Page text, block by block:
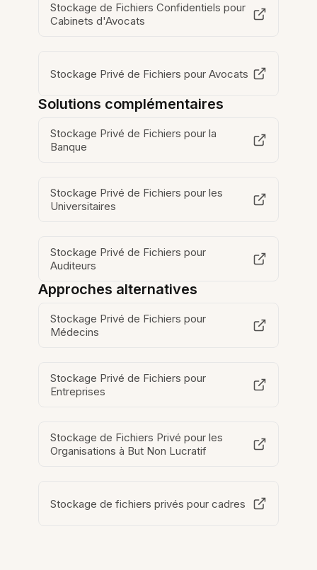
Stockage de Fichiers Confidentiels pour
Cabinets d'Avocats
Stockage Privé de Fichiers pour Avocats
Solutions complémentaires
Stockage Privé de Fichiers pour la
Banque
Stockage Privé de Fichiers pour les
Universitaires
Stockage Privé de Fichiers pour
Auditeurs
Approches alternatives
Stockage Privé de Fichiers pour
Médecins
Stockage Privé de Fichiers pour
Entreprises
Stockage de Fichiers Privé pour les
Organisations à But Non Lucratif
Stockage de fichiers privés pour cadres